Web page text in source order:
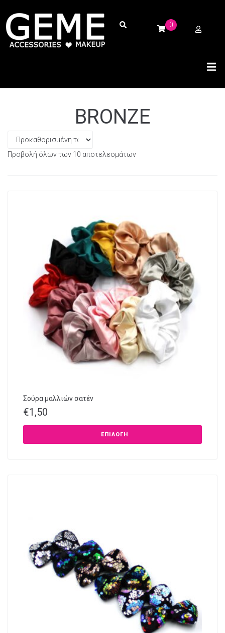
0
BRONZE
Προβολή όλων των 10 αποτελεσμάτων
Σούρα μαλλιών σατέν
€1,50
ΕΠΙΛΟΓΉ